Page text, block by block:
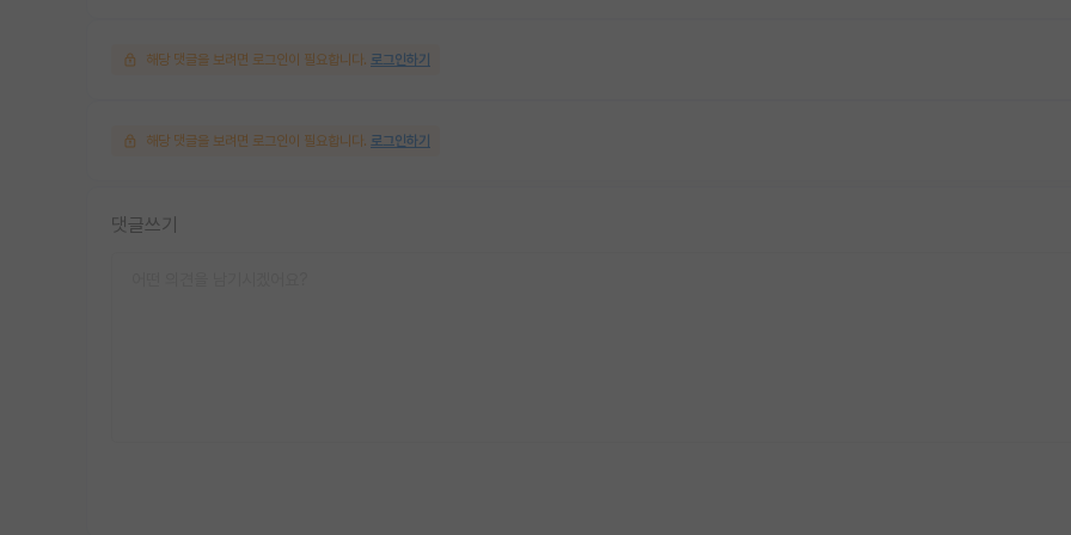
해당 댓글을 보려면 로그인이 필요합니다. 로그인하기
해당 댓글을 보려면 로그인이 필요합니다. 로그인하기
댓글쓰기